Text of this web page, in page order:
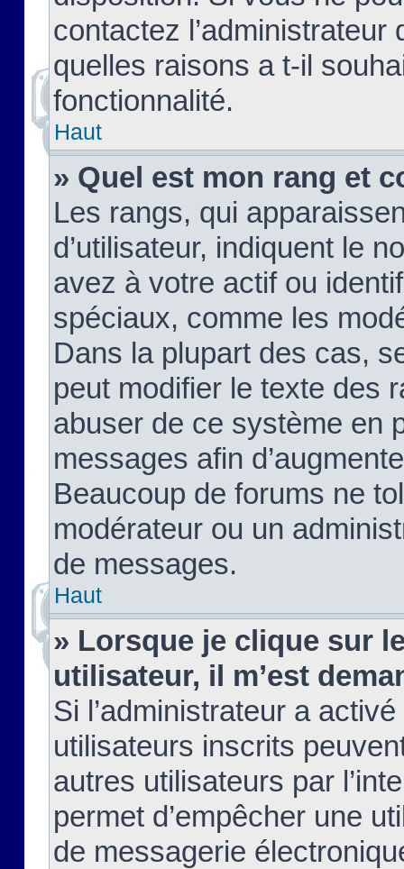
contactez
quelles raisons a t-il
fonctionnalité.
Haut
» Quel est mon rang et
Les rangs, qui
d’utilisateur, indiquent le
avez à votre actif ou
spéciaux, comme les
Dans la plupart des cas,
peut modifier le texte des
abuser de ce système en
messages afin
Beaucoup de forums ne
modérateur ou un
de messages.
Haut
» Lorsque je clique sur
utilisateur, il m’est
Si l’administrateur a
utilisateurs inscrits
autres utilisateurs par
permet d’empêcher une
de messagerie